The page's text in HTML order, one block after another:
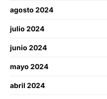
agosto 2024
julio 2024
junio 2024
mayo 2024
abril 2024